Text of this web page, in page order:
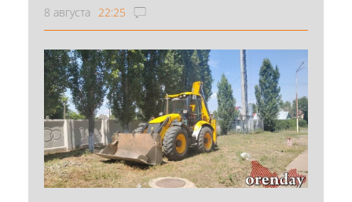
8 августа 22:25